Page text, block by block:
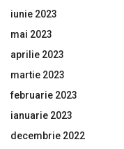
iunie 2023
mai 2023
aprilie 2023
martie 2023
februarie 2023
ianuarie 2023
decembrie 2022